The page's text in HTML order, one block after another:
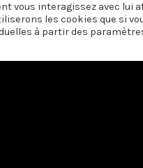
vous interagissez avec lui
les cookies que si
à partir des